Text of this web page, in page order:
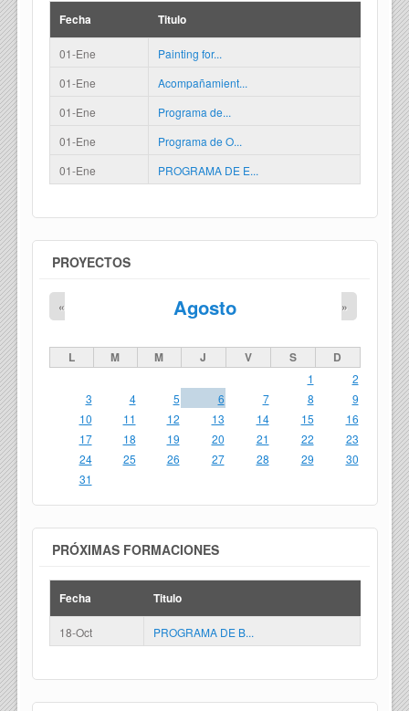
Fecha Titulo
01-Ene
Painting for...
01-Ene
Acompañamient...
01-Ene
Programa de...
01-Ene
Programa de O...
01-Ene
PROGRAMA DE E...
PROYECTOS
Agosto
« »
L M M J V S D
1
2
3
4 5 6 7 8
9
10
11 12 13 14 15
16
17
18 19 20 21 22
23
24
25 26 27 28 29
30
31
PRÓXIMAS FORMACIONES
Fecha Titulo
18-Oct PROGRAMA DE B...